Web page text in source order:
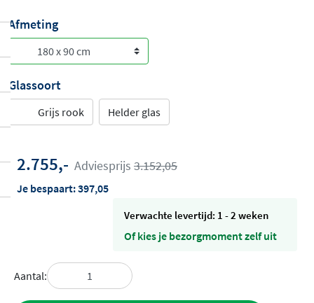
Afmeting
Glassoort
Grijs rook Helder glas
2.755,- Adviesprijs 3.152,05
Je bespaart:397,05
Verwachte levertijd: 1 - 2 weken
Of kies je bezorgmoment zelf uit
Aantal: